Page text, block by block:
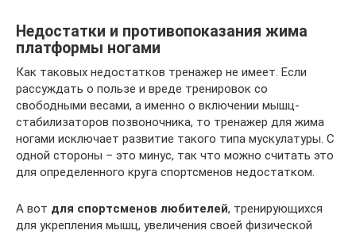
Недостатки и противопоказания жима
платформы ногами
Как таковых недостатков тренажер не имеет. Если
рассуждать о пользе и вреде тренировок со
свободными весами, а именно о включении мышц-
стабилизаторов позвоночника, то тренажер для жима
ногами исключает развитие такого типа мускулатуры. С
одной стороны – это минус, так что можно считать это
для определенного круга спортсменов недостатком.
А вот для спортсменов любителей, тренирующихся
для укрепления мышц, увеличения своей физической